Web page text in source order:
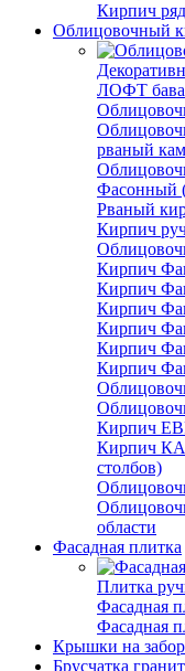
Кирпич
Облицовочный
ЛОФТ
рваный
Фасонный
Рваный
Кирпич
Кирпич
Кирпич
Кирпич
Кирпич
Кирпич
Кирпич
Кирпич
Кирпич
столбов)
области
Фасадная плитка
Плитка
Фасадная
Фасадная
Крышки на
Брусчатка